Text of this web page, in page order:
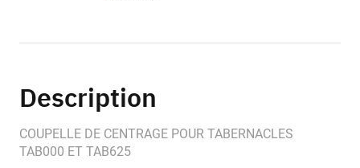
Description
COUPELLE DE CENTRAGE POUR TABERNACLES
TAB000 ET TAB625